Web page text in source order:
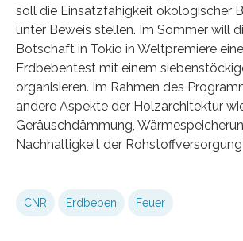
soll die Einsatzfähigkeit ökologischer
unter Beweis stellen. Im Sommer will
Botschaft in Tokio in Weltpremiere
Erdbebentest mit einem
organisieren. Im Rahmen des
andere Aspekte der Holzarchitektur
Geräuschdämmung,
Nachhaltigkeit der
CNR Erdbeben Feuer